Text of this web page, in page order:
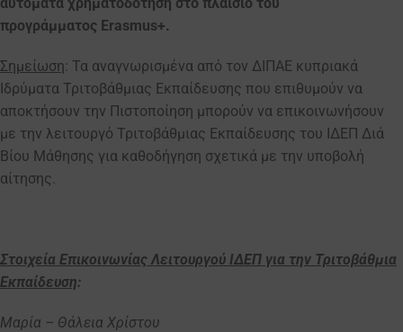
προγράμματος Erasmus+.
Σημείωση: Τα αναγνωρισμένα από τον ΔΙΠΑΕ κυπριακά
Ιδρύματα Τριτοβάθμιας Εκπαίδευσης που επιθυμούν να
αποκτήσουν την Πιστοποίηση μπορούν να επικοινωνήσουν
με την λειτουργό Τριτοβάθμιας Εκπαίδευσης του ΙΔΕΠ Διά
Βίου Μάθησης για καθοδήγηση σχετικά με την υποβολή
αίτησης.
Στοιχεία Επικοινωνίας Λειτουργού ΙΔΕΠ για την Τριτοβάθμια
Εκπαίδευση:
Μαρία – Θάλεια Χρίστου